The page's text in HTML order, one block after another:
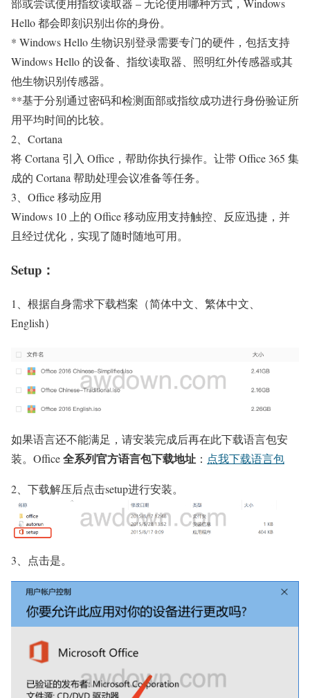
部或尝试使用指纹读取器 – 无论使用哪种方式，Windows
Hello 都会即刻识别出你的身份。
* Windows Hello 生物识别登录需要专门的硬件，包括支持
Windows Hello 的设备、指纹读取器、照明红外传感器或其
他生物识别传感器。
**基于分别通过密码和检测面部或指纹成功进行身份验证所
用平均时间的比较。
2、Cortana
将 Cortana 引入 Office，帮助你执行操作。让带 Office 365 集
成的 Cortana 帮助处理会议准备等任务。
3、Office 移动应用
Windows 10 上的 Office 移动应用支持触控、反应迅捷，并
且经过优化，实现了随时随地可用。
Setup：
1、根据自身需求下载档案（简体中文、繁体中文、
English）
如果语言还不能满足，请安装完成后再在此下载语言包安
装。Office全系列官方语言包下载地址 ： 点我下载语言包
2、下载解压后点击setup进行安装。
3、点击是。